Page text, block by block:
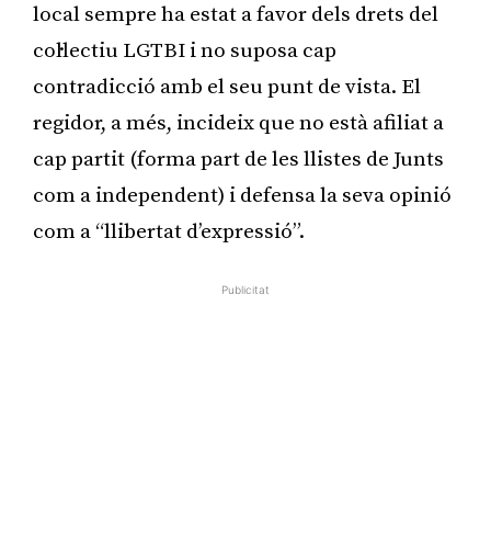
local sempre ha estat a favor dels drets del
col·lectiu LGTBI i no suposa cap
contradicció amb el seu punt de vista. El
regidor, a més, incideix que no està afiliat a
cap partit (forma part de les llistes de Junts
com a independent) i defensa la seva opinió
com a “llibertat d’expressió”.
Publicitat